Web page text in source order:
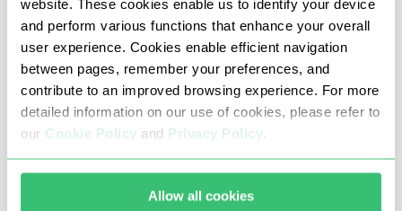
website. These cookies enable us to identify your device
and perform various functions that enhance your overall
user experience. Cookies enable efficient navigation
between pages, remember your preferences, and
contribute to an improved browsing experience. For more
detailed information on our use of cookies, please refer to
our Cookie Policy and Privacy Policy.
Allow all cookies
Potrai guadagnare oro più facilmente;
Potrai farmare i tuoi personaggi tramite bot.
Proxy affidabili e stabili per WoW
Se desideri migliorare la tua esperienza di gioco e
proteggere i tuoi dati personali, i proxy privati di Proxy-